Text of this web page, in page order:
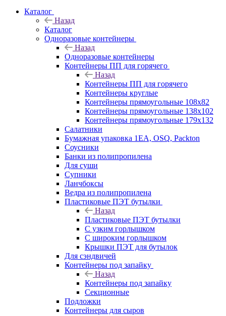
Каталог
Назад
Каталог
Одноразовые контейнеры
Назад
Одноразовые контейнеры
Контейнеры ПП для горячего
Назад
Контейнеры ПП для горячего
Контейнеры круглые
Контейнеры прямоугольные 108х82
Контейнеры прямоугольные 138х102
Контейнеры прямоугольные 179х132
Салатники
Бумажная упаковка 1ЕА, OSQ, Packton
Соусники
Банки из полипропилена
Для суши
Супники
Ланчбоксы
Ведра из полипропилена
Пластиковые ПЭТ бутылки
Назад
Пластиковые ПЭТ бутылки
С узким горлышком
С широким горлышком
Крышки ПЭТ для бутылок
Для сэндвичей
Контейнеры под запайку
Назад
Контейнеры под запайку
Секционные
Подложки
Контейнеры для сыров